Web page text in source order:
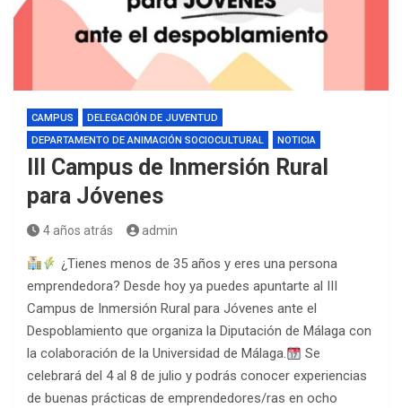
CAMPUS
DELEGACIÓN DE JUVENTUD
DEPARTAMENTO DE ANIMACIÓN SOCIOCULTURAL
NOTICIA
III Campus de Inmersión Rural
para Jóvenes
4 años atrás admin
¿Tienes menos de 35 años y eres una persona
emprendedora? Desde hoy ya puedes apuntarte al III
Campus de Inmersión Rural para Jóvenes ante el
Despoblamiento que organiza la Diputación de Málaga con
la colaboración de la Universidad de Málaga.
Se
celebrará del 4 al 8 de julio y podrás conocer experiencias
de buenas prácticas de emprendedores/ras en ocho